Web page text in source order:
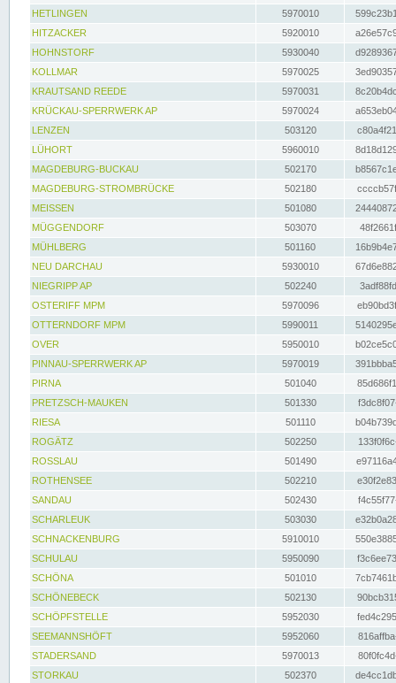
HETLINGEN
5970010
HITZACKER
5920010
HOHNSTORF
5930040
KOLLMAR
5970025
KRAUTSAND REEDE
5970031
KRÜCKAU-SPERRWERK AP
5970024
LENZEN
503120
LÜHORT
5960010
MAGDEBURG-BUCKAU
502170
MAGDEBURG-STROMBRÜCKE
502180
MEISSEN
501080
MÜGGENDORF
503070
MÜHLBERG
501160
NEU DARCHAU
5930010
NIEGRIPP AP
502240
OSTERIFF MPM
5970096
OTTERNDORF MPM
5990011
OVER
5950010
PINNAU-SPERRWERK AP
5970019
PIRNA
501040
PRETZSCH-MAUKEN
501330
RIESA
501110
ROGÄTZ
502250
ROSSLAU
501490
ROTHENSEE
502210
SANDAU
502430
SCHARLEUK
503030
SCHNACKENBURG
5910010
SCHULAU
5950090
SCHÖNA
501010
SCHÖNEBECK
502130
SCHÖPFSTELLE
5952030
SEEMANNSHÖFT
5952060
STADERSAND
5970013
STORKAU
502370